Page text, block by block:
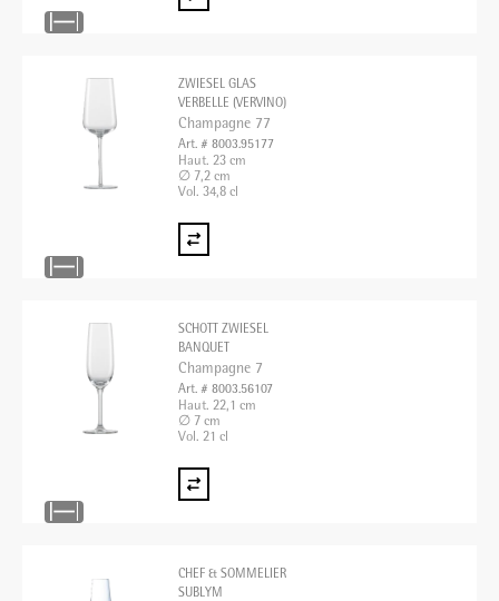
ZWIESEL GLAS
VERBELLE (VERVINO)
Champagne 77
Art. # 8003.95177
Haut. 23 cm
∅ 7,2 cm
Vol. 34,8 cl
SCHOTT ZWIESEL
BANQUET
Champagne 7
Art. # 8003.56107
Haut. 22,1 cm
∅ 7 cm
Vol. 21 cl
CHEF & SOMMELIER
SUBLYM